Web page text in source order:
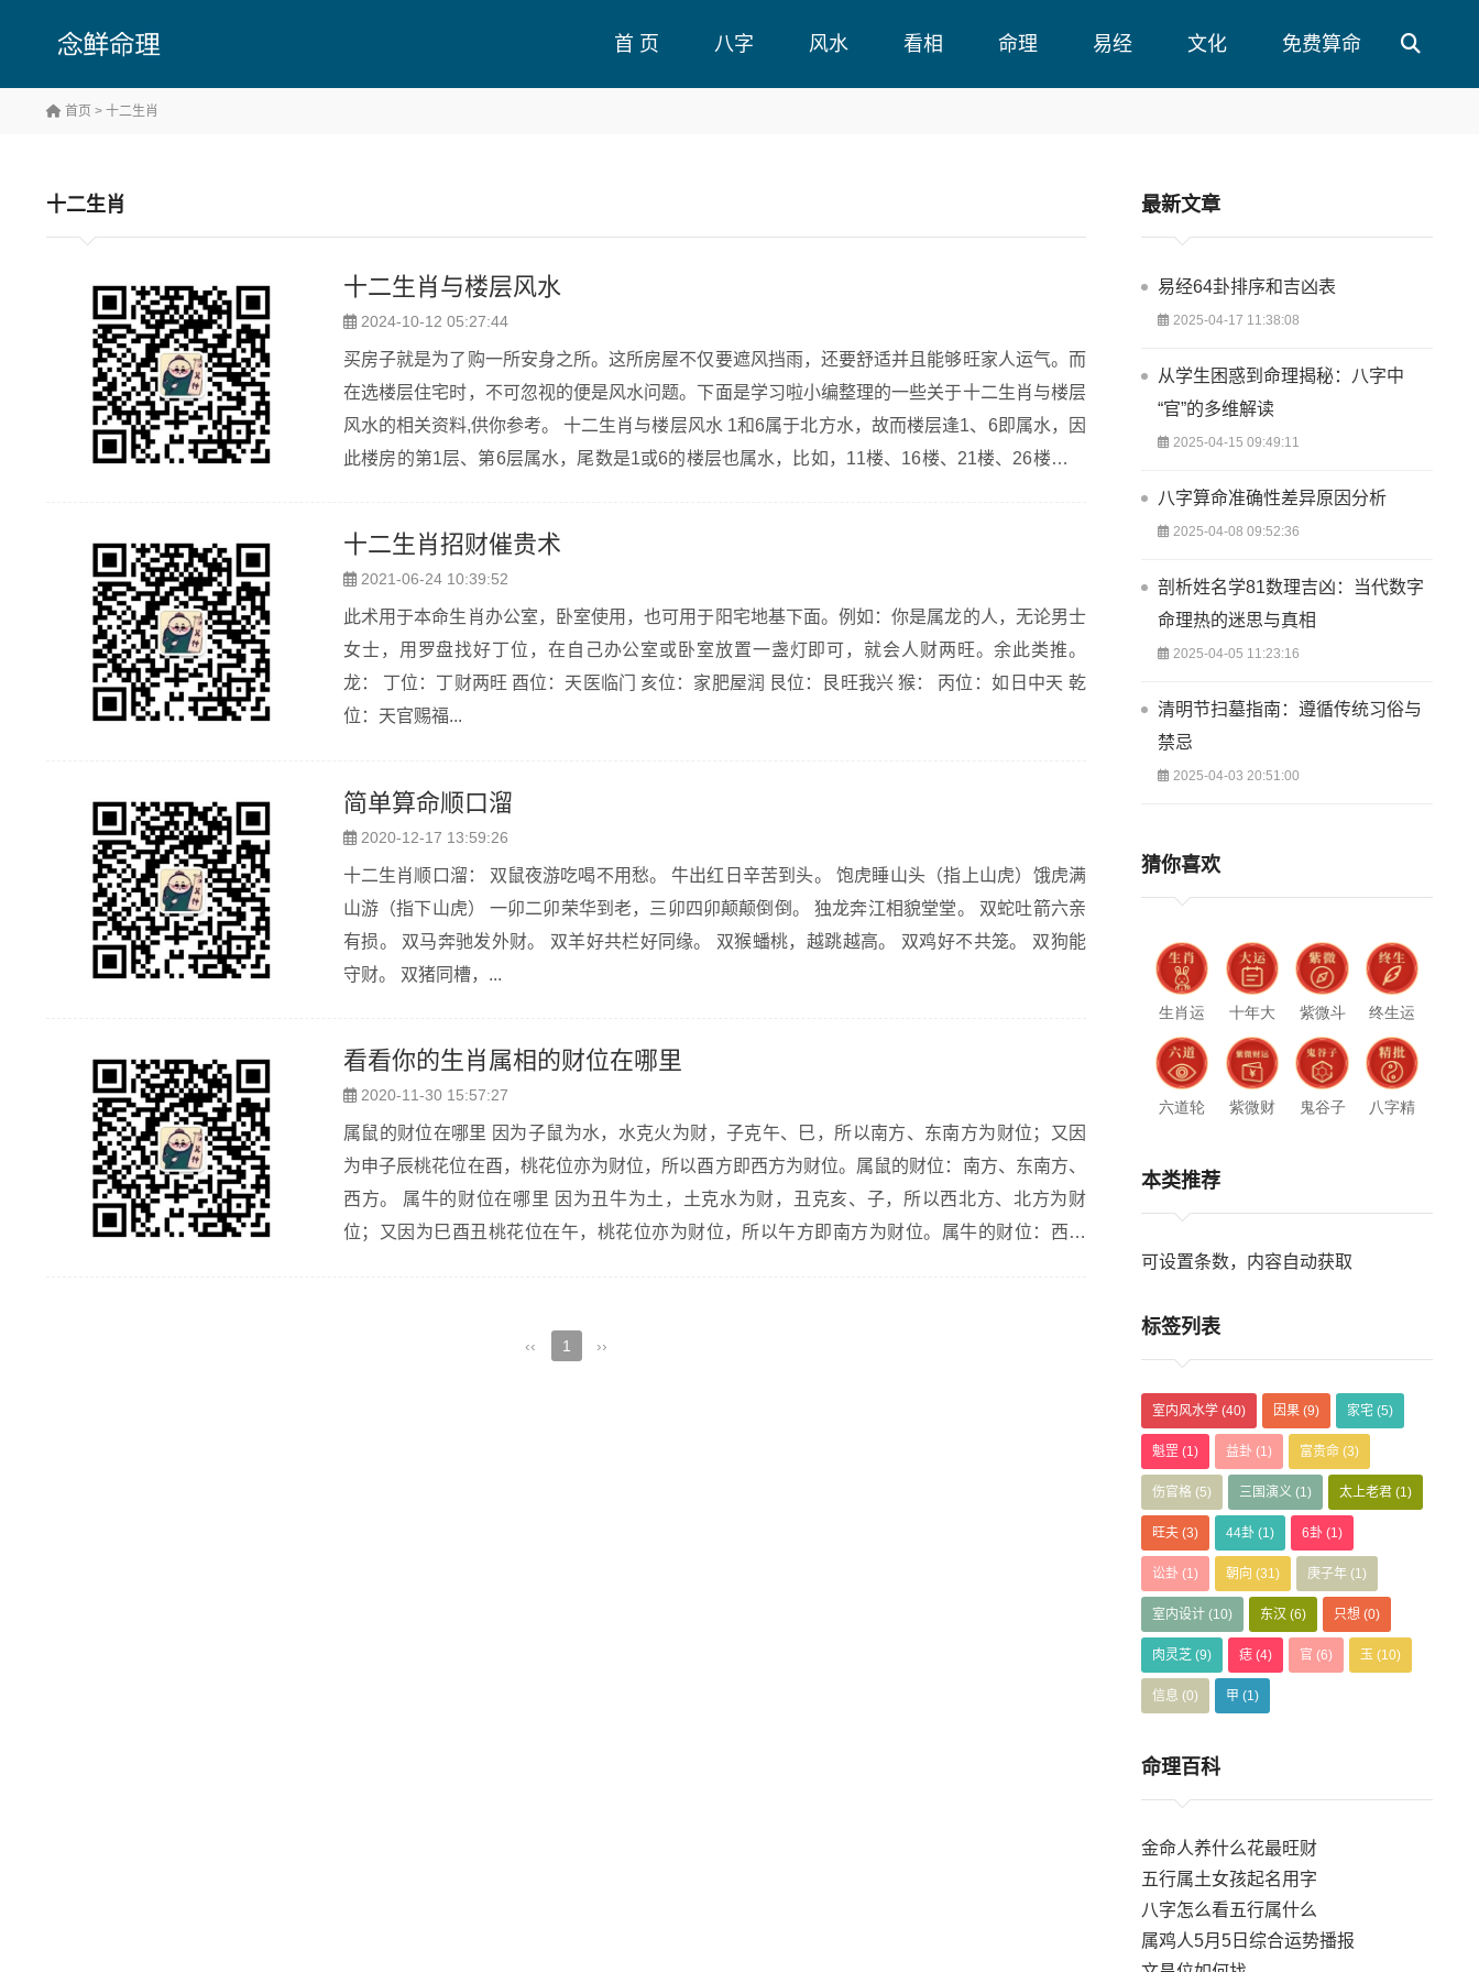
首 页 八字 风水 看相 命理 易经 文化 免费算命
首页 > 十二生肖
十二生肖
十二生肖与楼层风水
2024-10-12 05:27:44
买房子就是为了购一所安身之所。这所房屋不仅要遮风挡雨，还要舒适并且能够旺家人运气。而
在选楼层住宅时，不可忽视的便是风水问题。下面是学习啦小编整理的一些关于十二生肖与楼层
风水的相关资料,供你参考。 十二生肖与楼层风水 1和6属于北方水，故而楼层逢1、6即属水，因
此楼房的第1层、第6层属水，尾数是1或6的楼层也属水，比如，11楼、16楼、21楼、26楼等。
十二生肖招财催贵术
2021-06-24 10:39:52
此术用于本命生肖办公室，卧室使用，也可用于阳宅地基下面。例如：你是属龙的人，无论男士
女士，用罗盘找好丁位，在自己办公室或卧室放置一盏灯即可，就会人财两旺。余此类推。
龙： 丁位：丁财两旺 酉位：天医临门 亥位：家肥屋润 艮位：艮旺我兴 猴： 丙位：如日中天 乾
位：天官赐福...
简单算命顺口溜
2020-12-17 13:59:26
十二生肖顺口溜： 双鼠夜游吃喝不用愁。 牛出红日辛苦到头。 饱虎睡山头（指上山虎）饿虎满
山游（指下山虎） 一卯二卯荣华到老，三卯四卯颠颠倒倒。 独龙奔江相貌堂堂。 双蛇吐箭六亲
有损。 双马奔驰发外财。 双羊好共栏好同缘。 双猴蟠桃，越跳越高。 双鸡好不共笼。 双狗能
守财。 双猪同槽，...
看看你的生肖属相的财位在哪里
2020-11-30 15:57:27
属鼠的财位在哪里 因为子鼠为水，水克火为财，子克午、巳，所以南方、东南方为财位；又因
为申子辰桃花位在酉，桃花位亦为财位，所以酉方即西方为财位。属鼠的财位：南方、东南方、
西方。 属牛的财位在哪里 因为丑牛为土，土克水为财，丑克亥、子，所以西北方、北方为财
位；又因为巳酉丑桃花位在午，桃花位亦为财位，所以午方即南方为财位。属牛的财位：西北
‹‹ 1 ››
最新文章
易经64卦排序和吉凶表
2025-04-17 11:38:08
从学生困惑到命理揭秘：八字中
“官”的多维解读
2025-04-15 09:49:11
八字算命准确性差异原因分析
2025-04-08 09:52:36
剖析姓名学81数理吉凶：当代数字
命理热的迷思与真相
2025-04-05 11:23:16
清明节扫墓指南：遵循传统习俗与
禁忌
2025-04-03 20:51:00
猜你喜欢
生肖运
势
十年大
运
紫微斗
数
终生运
势
六道轮
紫微财
鬼谷子
八字精
本类推荐
可设置条数，内容自动获取
标签列表
室内风水学 (40) 因果 (9) 家宅 (5)
魁罡 (1) 益卦 (1) 富贵命 (3)
伤官格 (5) 三国演义 (1) 太上老君 (1)
旺夫 (3) 44卦 (1) 6卦 (1)
讼卦 (1) 朝向 (31) 庚子年 (1)
室内设计 (10) 东汉 (6) 只想 (0)
肉灵芝 (9) 痣 (4) 官 (6) 玉 (10)
信息 (0) 甲 (1)
命理百科
金命人养什么花最旺财
五行属土女孩起名用字
八字怎么看五行属什么
属鸡人5月5日综合运势播报